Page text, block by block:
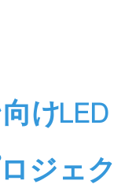
けLED
ジェク